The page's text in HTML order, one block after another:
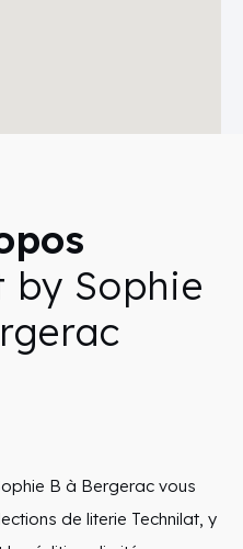
by Sophie
B à Bergerac vous
de literie Technilat, y